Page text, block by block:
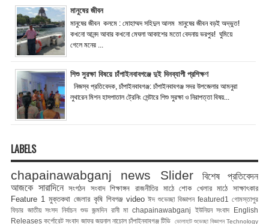
মানুষের জীবন
মানুষের জীবন কলমে : মোহাম্মদ সহিদুল আলম মানুষের জীবন বড়ই অদ্ভুত!
কখনো আনন্দ আবার কখনো মেঘলা আকাশের মতো বেদনায় ভরপুর! ঘুমিয়ে
গেলে মনের ...
শিশু সুরক্ষা বিষয়ে চাঁপাইনবাবগঞ্জে দুই দিনব্যাপী প্রশিক্ষণ
নিজস্ব প্রতিবেদক, চাঁপাইনবাবগঞ্জ: চাঁপাইনবাবগঞ্জ সদর উপজেলার আমনুরা
লুথারেন মিশন হাসপাতাল ট্রেনিং সেন্টারে শিশু সুরক্ষা ও নিরাপত্তা বিষয়...
LABELS
chapainawabganj news Slider
বিশেষ প্রতিবেদন
আজকে সারাদিনে সংগঠন সংবাদ শিক্ষাঙ্গন রাজনীতির মাঠে শোক খেলার মাঠে
সাক্ষাৎকার
Feature 1 মুক্তকথা জেলার কৃষি শিবগঞ্জ video ঈদ শুভেচ্ছা বিজ্ঞাপন featured1
গোমস্তাপুর
ফিচার জাতীয় সংসদ নির্বাচন শুভ জন্মদিন রানী মা chapainawabganj ইউনিয়ন সংবাদ English
Releases কর্পোরেট সংবাদ জাফর জয়নাল নাচোল চাঁপাইনবাবগঞ্জ টিভি ভোলাহাট শুভেচ্ছা বিজ্ঞাপন Technology